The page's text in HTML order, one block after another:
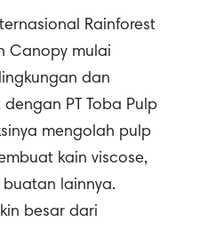
Rainforest
Canopy mulai
dan
PT Toba Pulp
mengolah pulp
kain viscose,
buatan lainnya.
besar dari